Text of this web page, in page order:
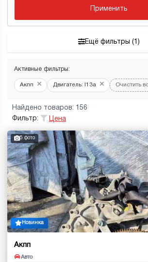
Применить
Ещё фильтры (1)
Активные фильтры:
Акпп × Двигатель: l13a × Очистить
Найдено товаров: 156
Фильтр:
Цена
5 фото
Новинка
Акпп
Авто